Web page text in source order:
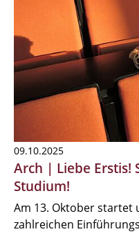
09.10.2025
Arch | Liebe Erstis!
Studium!
Am 13. Oktober startet
zahlreichen